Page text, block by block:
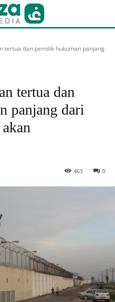
tertua dan pemilik hukuman panjang
tertua dan
panjang dari
0
463